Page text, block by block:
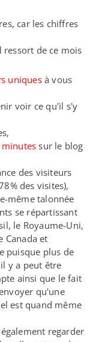
car les chiffres
de ce mois
uniquesà vous
voir ce qu'il s'y
minutessur le blog
des visiteurs
des visites),
​même talonnée
se répartissant
le Royaume-​Uni,
Canada et
puisque plus de
y a peut être
ainsi que le fait
qu'une
est quand même
regarder